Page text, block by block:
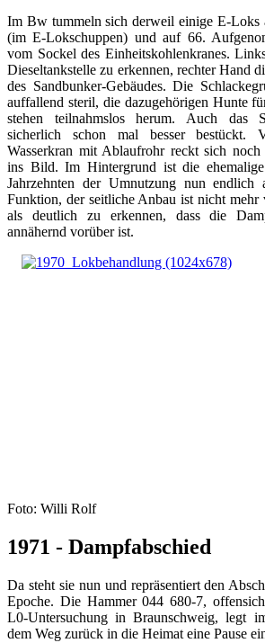
Im Bw tummeln sich derweil einige E-Loks
(im E-Lokschuppen) und auf 66.
vom Sockel des Einheitskohlenkranes.
Dieseltankstelle zu erkennen, rechter Hand
des Sandbunker-Gebäudes. Die
auffallend steril, die dazugehörigen Hunte
stehen teilnahmslos herum. Auch das
sicherlich schon mal besser bestückt.
Wasserkran mit Ablaufrohr reckt sich noch
ins Bild. Im Hintergrund ist die ehemalige
Jahrzehnten der Umnutzung nun endlich
Funktion, der seitliche Anbau ist nicht mehr
als deutlich zu erkennen, dass die
annähernd vorüber ist.
Foto: Willi Rolf
1971 - Dampfabschied
Da steht sie nun und repräsentiert den
Epoche. Die Hammer 044 680-7,
L0-Untersuchung in Braunschweig, legt
dem Weg zurück in die Heimat eine Pause